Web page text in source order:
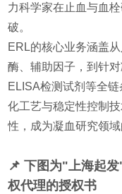
力科学家在止血与血
破。
ERL的核心业务涵盖
酶、辅助因子，到针对
ELISA检测试剂等全
化工艺与稳定性控制
性，成为凝血研究领域
📌 下图为"上海起
权代理的授权书